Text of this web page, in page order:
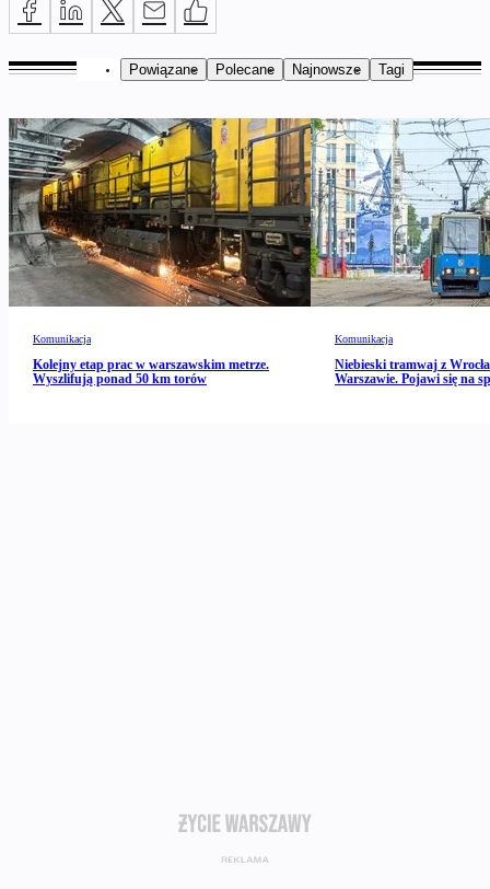
Powiązane Polecane Najnowsze Tagi
Komunikacja
Kolejny etap prac w warszawskim metrze.
Wyszlifują ponad 50 km torów
Komunikacja
Niebieski tramwaj z
Warszawie. Pojawi się na